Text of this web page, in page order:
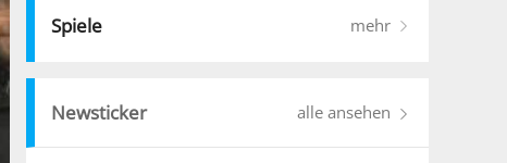
Spiele mehr
Newsticker alle ansehen